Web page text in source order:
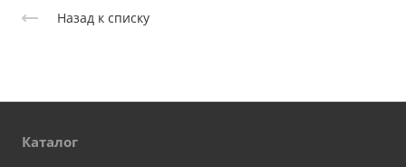
Назад к списку
Каталог